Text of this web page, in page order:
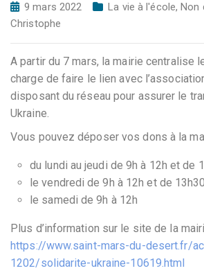
9 mars 2022 La vie à l'école,Non
Christophe
A partir du 7 mars, la mairie centralise
charge de faire le lien avec
disposant du réseau pour assurer le
Ukraine.
Vous pouvez déposer vos dons à la
du lundi au jeudi de 9h à 12h et de
le vendredi de 9h à 12h et de
le samedi de 9h à 12h
Plus d’information sur le site de la
https://www.saint-mars-du-desert.fr/
1202/solidarite-ukraine-10619.html